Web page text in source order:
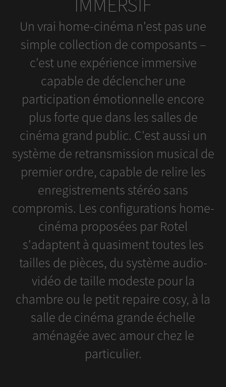
Un vrai home-cinéma n'est pas une
simple collection de composants –
c'est une expérience immersive
capable de déclencher une
participation émotionnelle encore
plus forte que dans les salles de
cinéma grand public. C'est aussi un
système de retransmission musical de
premier ordre, capable de relire les
enregistrements stéréo sans
compromis. Les configurations home-
cinéma proposées par Rotel
s'adaptent à quasiment toutes les
tailles de pièces, du système audio-
vidéo de taille modeste pour la
chambre ou le petit repaire cosy, à la
salle de cinéma grande échelle
aménagée avec amour chez le
particulier.